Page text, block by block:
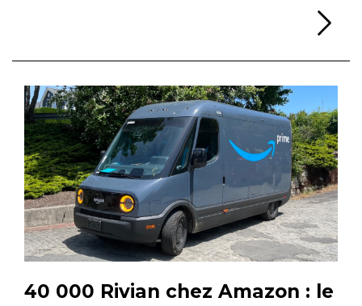
40 000 Rivian chez Amazon : le